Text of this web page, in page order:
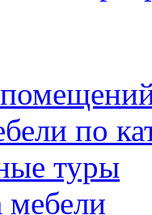
по
туры
мебели